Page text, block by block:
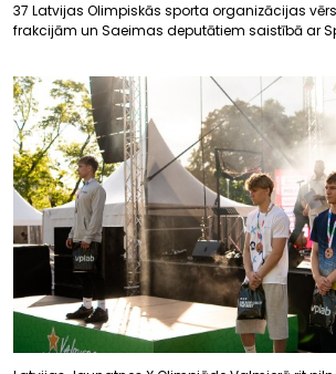
37 Latvijas Olimpiskās sporta organizācijas
frakcijām un Saeimas deputātiem saistībā ar